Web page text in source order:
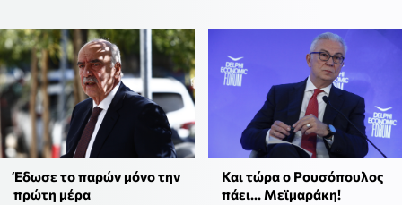
Έδωσε το παρών μόνο την
πρώτη μέρα
Και τώρα ο Ρουσόπουλος
πάει... Μεϊμαράκη!